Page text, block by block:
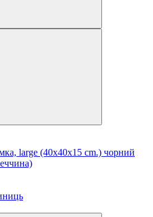
large (40x40x15 cm.) чорний